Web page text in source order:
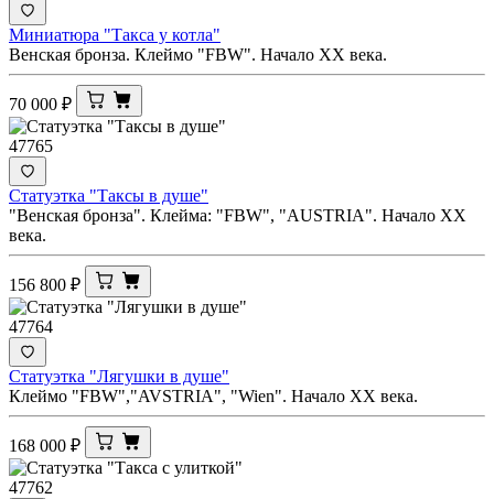
Миниатюра "Такса у котла"
Венская бронза. Клеймо "FBW". Начало ХХ века.
70 000 ₽
47765
Статуэтка "Таксы в душе"
"Венская бронза". Клейма: "FBW", "AUSTRIA". Начало ХХ
века.
156 800 ₽
47764
Статуэтка "Лягушки в душе"
Клеймо "FBW","AVSTRIA", "Wien". Начало ХХ века.
168 000 ₽
47762